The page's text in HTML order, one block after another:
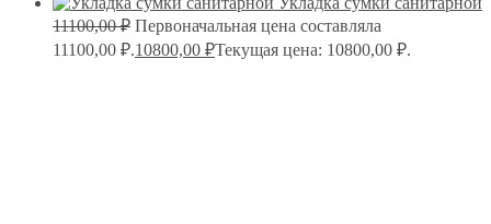
11100,00₽ Первоначальная цена составляла
11100,00 ₽.10800,00 ₽Текущая цена: 10800,00 ₽.